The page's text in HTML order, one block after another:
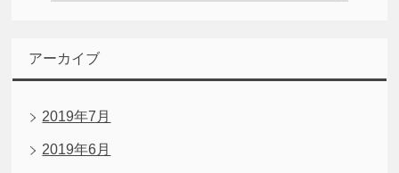
アーカイブ
2019年7月
2019年6月